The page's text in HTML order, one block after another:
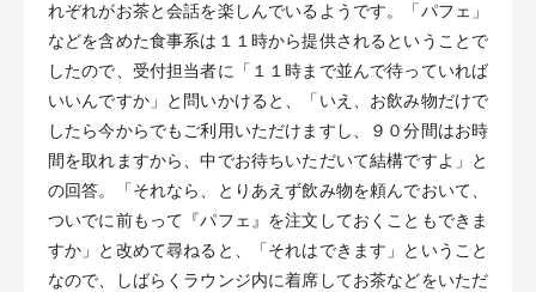
れぞれがお茶と会話を楽しんでいるようです。「パフェ」
などを含めた食事系は１１時から提供されるということで
したので、受付担当者に「１１時まで並んで待っていれば
いいんですか」と問いかけると、「いえ、お飲み物だけで
したら今からでもご利用いただけますし、９０分間はお時
間を取れますから、中でお待ちいただいて結構ですよ」と
の回答。「それなら、とりあえず飲み物を頼んでおいて、
ついでに前もって『パフェ』を注文しておくこともできま
すか」と改めて尋ねると、「それはできます」ということ
なので、しばらくラウンジ内に着席してお茶などをいただ